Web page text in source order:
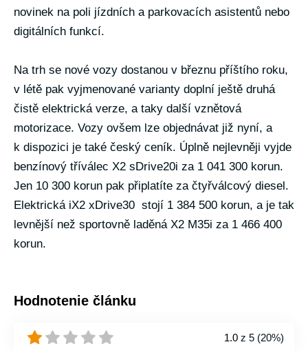
novinek na poli jízdních a parkovacích asistentů nebo
digitálních funkcí.
Na trh se nové vozy dostanou v březnu příštího roku,
v létě pak vyjmenované varianty doplní ještě druhá
čistě elektrická verze, a taky další vznětová
motorizace. Vozy ovšem lze objednávat již nyní, a
k dispozici je také český ceník. Úplně nejlevněji vyjde
benzínový tříválec X2 sDrive20i za 1 041 300 korun.
Jen 10 300 korun pak připlatíte za čtyřválcový diesel.
Elektrická iX2 xDrive30 stojí 1 384 500 korun, a je tak
levnější než sportovně laděná X2 M35i za 1 466 400
korun.
Hodnotenie článku
1.0 z 5 (20%)